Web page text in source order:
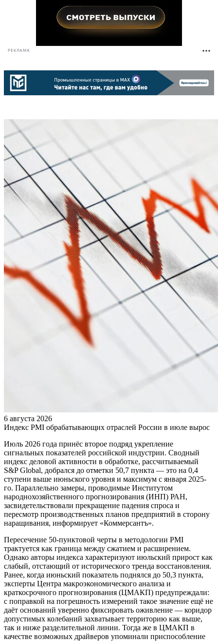
РЕКЛАМА
6 августа 2026
Индекс PMI обрабатывающих отраслей России в июле вырос
Июль 2026 года принёс второе подряд укрепление
сигнальных показателей российской индустрии. Сводный
индекс деловой активности в обработке, рассчитываемый
S&P Global, добрался до отметки 50,7 пункта — это на 0,4
ступени выше июньского уровня и максимум с января 2025-
го. Параллельно замеры, проводимые Институтом
народнохозяйственного прогнозирования (ИНП) РАН,
засвидетельствовали прекращение падения спроса и
пересмотр производственных планов предприятий в сторону
наращивания, информирует «Коммерсантъ».
Пересечение 50-пунктовой черты в методологии PMI
трактуется как граница между сжатием и расширением.
Однако авторы индекса характеризуют июльский прирост как
слабый, отстающий от исторического тренда восстановления.
Ранее, когда июньский показатель поднялся до 50,3 пункта,
эксперты Центра макроэкономического анализа и
краткосрочного прогнозирования (ЦМАКП) предупреждали:
с поправкой на погрешность измерений такое значение ещё не
даёт оснований уверенно фиксировать оживление — коридор
допустимых колебаний захватывает территорию как выше,
так и ниже разделительной линии. Тогда же в ЦМАКП в
качестве возможных драйверов упоминали приспособление